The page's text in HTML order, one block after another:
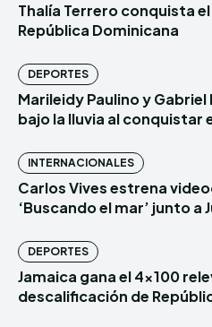
Thalía Terrero conquista
República Dominicana
DEPORTES
Marileidy Paulino y
bajo la lluvia al conquistar
INTERNACIONALES
Carlos Vives estrena
‘Buscando el mar’ junto a
DEPORTES
Jamaica gana el 4×100
descalificación de